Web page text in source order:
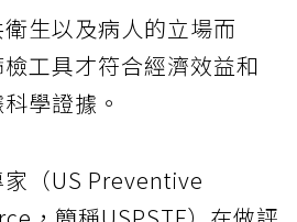
生以及病人的立場而
工具才符合經濟效益和
學證據。
（US Preventive